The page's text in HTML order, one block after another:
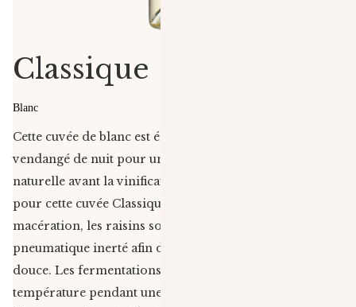
Classique
Blanc
Cette cuvée de blanc est élaborée avec du rolle,
vendangé de nuit pour un maximum de fraîcheur
naturelle avant la vinification. Beaucoup de personnalité
pour cette cuvée Classique blanc ! Après une
macération, les raisins sont pressés dans un pressoir
pneumatique inerté afin d’obtenir une extraction très
douce. Les fermentations se déroulent en cuve, à basse
température pendant une quinzaine de jours. Un léger